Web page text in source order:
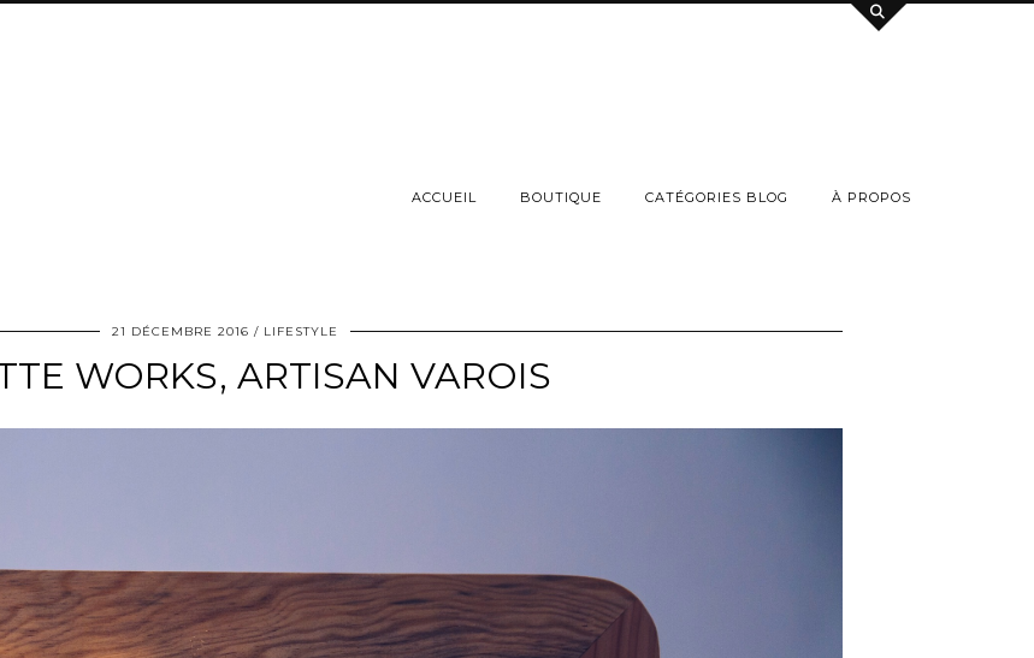
ACCUEIL BOUTIQUE CATÉGORIES BLOG À PROPOS
21 DÉCEMBRE 2016 LIFESTYLE
WORKS, ARTISAN VAROIS